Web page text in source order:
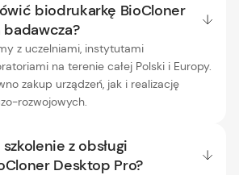
biodrukarkę BioCloner
z uczelniami, instytutami
na terenie całej Polski i Europy.
zakup urządzeń, jak i realizację
rozwojowych.
z obsługi
Desktop Pro?